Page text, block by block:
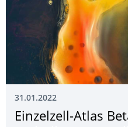
31.01.2022
Einzelzell-Atlas